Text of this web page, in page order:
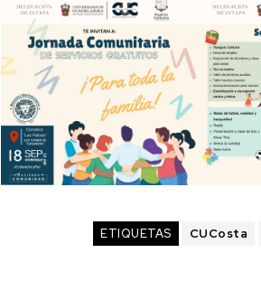
ETIQUETAS CUCosta